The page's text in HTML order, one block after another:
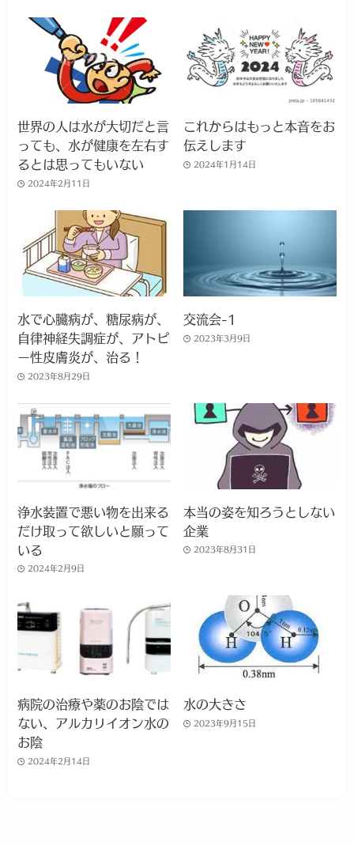
世界の人は水が大切だと言
っても、水が健康を左右す
るとは思ってもいない
2024年2月11日
これからはもっと本音をお
伝えします
2024年1月14日
水で心臓病が、糖尿病が、
自律神経失調症が、アトピ
ー性皮膚炎が、治る！
2023年8月29日
交流会-1
2023年3月9日
浄水装置で悪い物を出来る
だけ取って欲しいと願って
いる
2024年2月9日
本当の姿を知ろうとしない
企業
2023年8月31日
病院の治療や薬のお陰では
ない、アルカリイオン水の
お陰
2024年2月14日
水の大きさ
2023年9月15日